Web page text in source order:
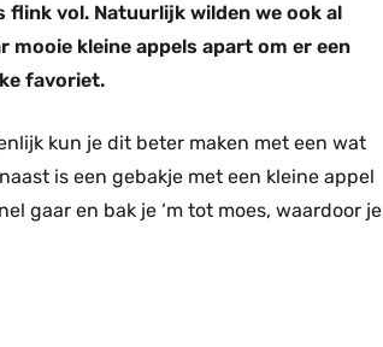
flink vol. Natuurlijk wilden we ook al
mooie kleine appels apart om er een
favoriet.
kun je dit beter maken met een wat
is een gebakje met een kleine appel
gaar en bak je ‘m tot moes, waardoor je